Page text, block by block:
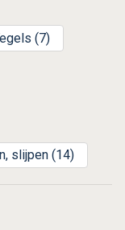
(7)
slijpen (14)